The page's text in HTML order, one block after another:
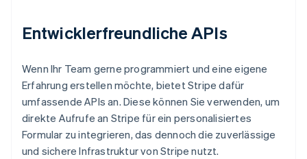
Entwicklerfreundliche APIs
Wenn Ihr Team gerne programmiert und eine eigene
Erfahrung erstellen möchte, bietet Stripe dafür
umfassende APIs an. Diese können Sie verwenden, um
direkte Aufrufe an Stripe für ein personalisiertes
Formular zu integrieren, das dennoch die zuverlässige
und sichere Infrastruktur von Stripe nutzt.